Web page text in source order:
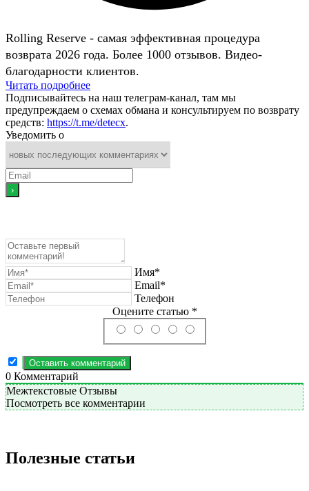
Rolling Reserve - самая эффективная процедура
возврата 2026 года. Более 1000 отзывов. Видео-
благодарности клиентов.
Читать подробнее
Подписывайтесь на наш телеграм-канал, там мы
предупреждаем о схемах обмана и консультируем по возврату
средств: https://t.me/detecx.
Уведомить о
Имя*
Email*
Телефон
Оцените статью *
0 Комментарий
Межтекстовые Отзывы
Посмотреть все комментарии
Полезные статьи